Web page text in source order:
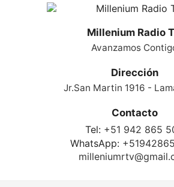
Millenium Radio
Avanzamos
Dirección
Jr.San Martin 1916 -
Contacto
Tel: +51 942 865
WhatsApp: